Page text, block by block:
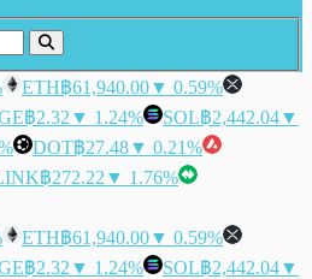
ETH฿61,940.00▼ 0.59%
฿2.32 ▼ 1.24% SOL฿2,442.04▼
DOT฿27.48▼ 0.21%
฿272.22 ▼ 1.76%
ETH฿61,940.00▼ 0.59%
฿2.32 ▼ 1.24% SOL฿2,442.04▼